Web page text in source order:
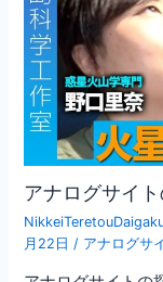
アナログサイ
月22日 / アナログサ